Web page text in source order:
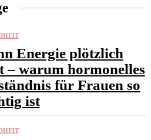
Energie plötzlich
– warum hormonelles
für Frauen so
ist